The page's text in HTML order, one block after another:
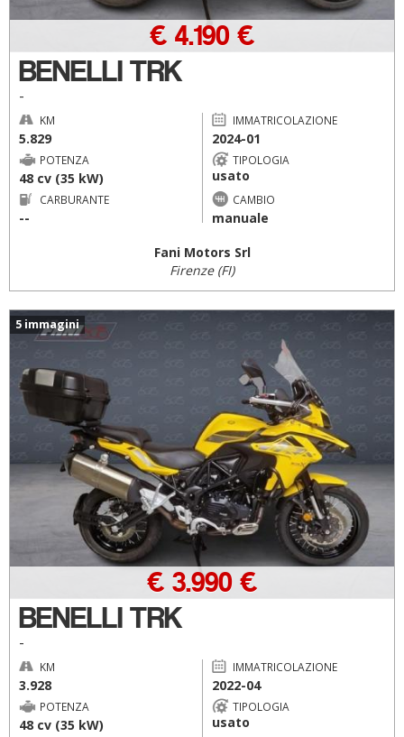
BENELLI TRK
-
€ 4.190 €
KM
5.829
IMMATRICOLAZIONE
2024-01
POTENZA
48 cv (35 kW)
TIPOLOGIA
usato
CARBURANTE
--
CAMBIO
manuale
Fani Motors Srl
Firenze (FI)
5 immagini
BENELLI TRK
-
€ 3.990 €
KM
3.928
IMMATRICOLAZIONE
2022-04
POTENZA
48 cv (35 kW)
TIPOLOGIA
usato